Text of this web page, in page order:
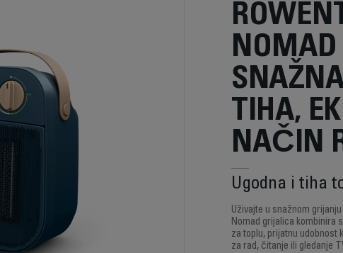
TIHA,
NAČIN
Ugodna i tiha
Uživajte u snažnom
Nomad grijalica kombinira
za toplu, prijatnu udobnost
za rad, čitanje ili gledanje